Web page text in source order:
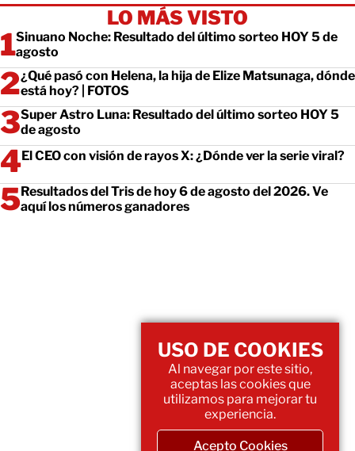
LO MÁS VISTO
Sinuano Noche: Resultado del último sorteo HOY 5 de
agosto
¿Qué pasó con Helena, la hija de Elize Matsunaga, dónde
está hoy? | FOTOS
Super Astro Luna: Resultado del último sorteo HOY 5
de agosto
El CEO con visión de rayos X: ¿Dónde ver la serie viral?
Resultados del Tris de hoy 6 de agosto del 2026. Ve
aquí los números ganadores
USO DE COOKIES
Al navegar por este sitio,
aceptas las cookies que
utilizamos para mejorar tu
experiencia.
Acepto Cookies